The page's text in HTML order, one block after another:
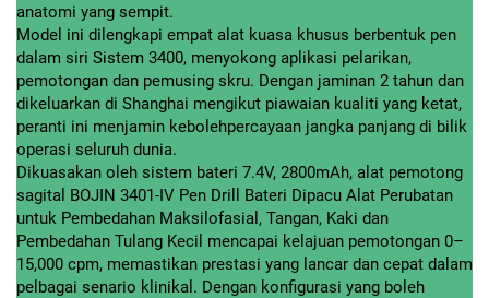
anatomi yang sempit.
Model ini dilengkapi empat alat kuasa khusus berbentuk pen
dalam siri Sistem 3400, menyokong aplikasi pelarikan,
pemotongan dan pemusing skru. Dengan jaminan 2 tahun dan
dikeluarkan di Shanghai mengikut piawaian kualiti yang ketat,
peranti ini menjamin kebolehpercayaan jangka panjang di bilik
operasi seluruh dunia.
Dikuasakan oleh sistem bateri 7.4V, 2800mAh, alat pemotong
sagital BOJIN 3401-IV Pen Drill Bateri Dipacu Alat Perubatan
untuk Pembedahan Maksilofasial, Tangan, Kaki dan
Pembedahan Tulang Kecil mencapai kelajuan pemotongan 0–
15,000 cpm, memastikan prestasi yang lancar dan cepat dalam
pelbagai senario klinikal. Dengan konfigurasi yang boleh